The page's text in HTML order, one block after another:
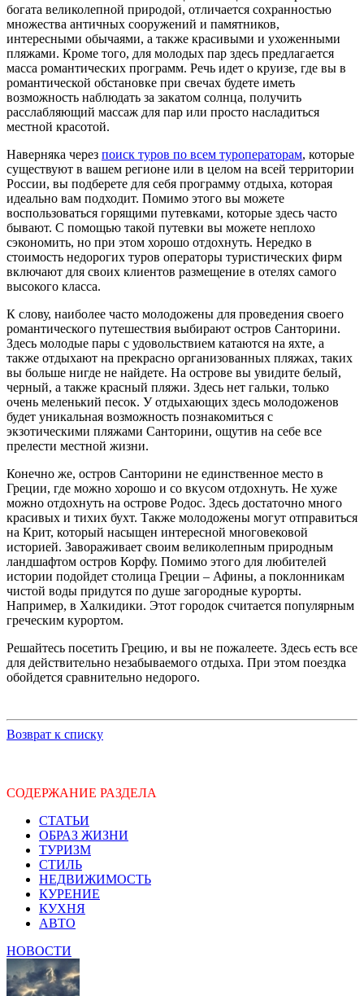
богата великолепной природой, отличается сохранностью
множества античных сооружений и памятников,
интересными обычаями, а также красивыми и ухоженными
пляжами. Кроме того, для молодых пар здесь предлагается
масса романтических программ. Речь идет о круизе, где вы в
романтической обстановке при свечах будете иметь
возможность наблюдать за закатом солнца, получить
расслабляющий массаж для пар или просто насладиться
местной красотой.
Наверняка через поиск туров по всем туроператорам, которые
существуют в вашем регионе или в целом на всей территории
России, вы подберете для себя программу отдыха, которая
идеально вам подходит. Помимо этого вы можете
воспользоваться горящими путевками, которые здесь часто
бывают. С помощью такой путевки вы можете неплохо
сэкономить, но при этом хорошо отдохнуть. Нередко в
стоимость недорогих туров операторы туристических фирм
включают для своих клиентов размещение в отелях самого
высокого класса.
К слову, наиболее часто молодожены для проведения своего
романтического путешествия выбирают остров Санторини.
Здесь молодые пары с удовольствием катаются на яхте, а
также отдыхают на прекрасно организованных пляжах, таких
вы больше нигде не найдете. На острове вы увидите белый,
черный, а также красный пляжи. Здесь нет гальки, только
очень меленький песок. У отдыхающих здесь молодоженов
будет уникальная возможность познакомиться с
экзотическими пляжами Санторини, ощутив на себе все
прелести местной жизни.
Конечно же, остров Санторини не единственное место в
Греции, где можно хорошо и со вкусом отдохнуть. Не хуже
можно отдохнуть на острове Родос. Здесь достаточно много
красивых и тихих бухт. Также молодожены могут отправиться
на Крит, который насыщен интересной многовековой
историей. Завораживает своим великолепным природным
ландшафтом остров Корфу. Помимо этого для любителей
истории подойдет столица Греции – Афины, а поклонникам
чистой воды придутся по душе загородные курорты.
Например, в Халкидики. Этот городок считается популярным
греческим курортом.
Решайтесь посетить Грецию, и вы не пожалеете. Здесь есть все
для действительно незабываемого отдыха. При этом поездка
обойдется сравнительно недорого.
Возврат к списку
СОДЕРЖАНИЕ РАЗДЕЛА
СТАТЬИ
ОБРАЗ ЖИЗНИ
ТУРИЗМ
СТИЛЬ
НЕДВИЖИМОСТЬ
КУРЕНИЕ
КУХНЯ
АВТО
НОВОСТИ